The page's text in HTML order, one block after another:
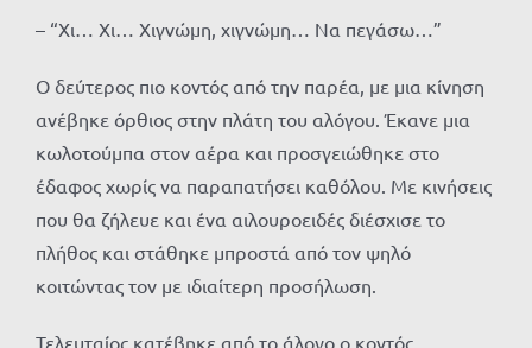
– “Χι… Χι… Χιγνώμη, χιγνώμη… Να πεγάσω…”
Ο δεύτερος πιο κοντός από την παρέα, με μια κίνηση
ανέβηκε όρθιος στην πλάτη του αλόγου. Έκανε μια
κωλοτούμπα στον αέρα και προσγειώθηκε στο
έδαφος χωρίς να παραπατήσει καθόλου. Με κινήσεις
που θα ζήλευε και ένα αιλουροειδές διέσχισε το
πλήθος και στάθηκε μπροστά από τον ψηλό
κοιτώντας τον με ιδιαίτερη προσήλωση.
Τελευταίος κατέβηκε από το άλογο ο κοντός.